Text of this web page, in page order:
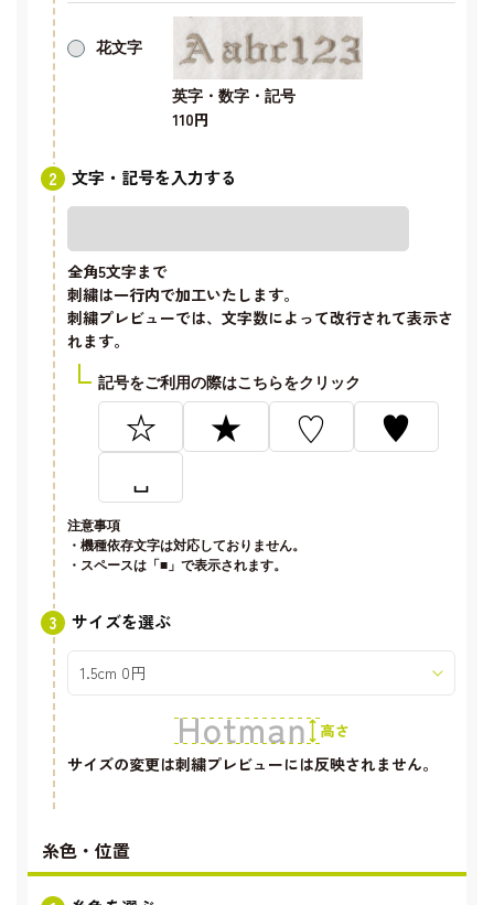
花文字
英字・数字・記号
110円
文字・記号を入力する
全角5文字まで
刺繍は一行内で加工いたします。
刺繍プレビューでは、文字数によって改行されて表示さ
れます。
記号をご利用の際はこちらをクリック
☆ ★ ♡
♥
␣
注意事項
・機種依存文字は対応しておりません。
・スペースは「■」で表示されます。
サイズを選ぶ
サイズの変更は刺繍プレビューには反映されません。
糸色・位置